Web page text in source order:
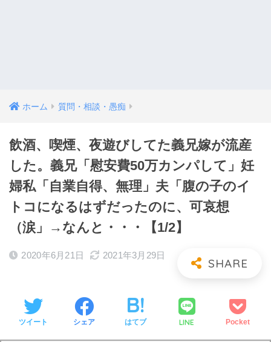
ホーム 質問・相談・愚痴
飲酒、喫煙、夜遊びしてた義兄嫁が流産
した。義兄「慰安費50万カンパして」妊
婦私「自業自得、無理」夫「腹の子のイ
トコになるはずだったのに、可哀想
（涙」→なんと・・・【1/2】
2020年6月21日 2021年3月29日
ツイート シェア はてブ LINE Pocket